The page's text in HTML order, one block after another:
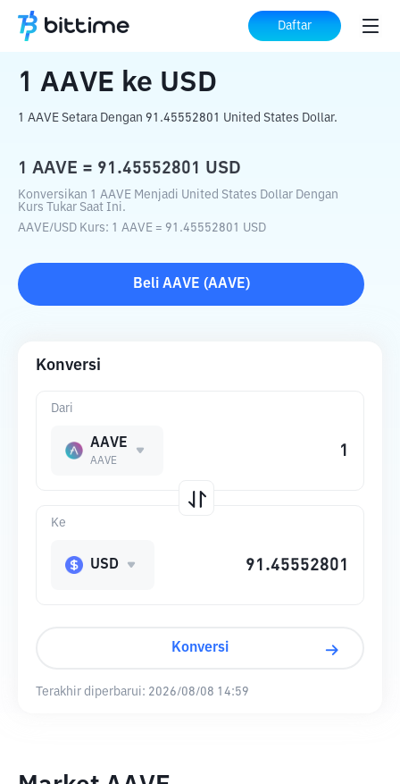
Daftar
Beranda Konverter Kripto USD
1 AAVE ke USD
1 AAVE Setara Dengan 91.45552801 United States Dollar.
1 AAVE = 91.45552801 USD
Konversikan 1 AAVE Menjadi United States Dollar Dengan
Kurs Tukar Saat Ini.
AAVE/USD Kurs: 1 AAVE = 91.45552801 USD
Beli AAVE (AAVE)
Konversi
Dari
AAVE
AAVE
Ke
USD
Konversi
Terakhir diperbarui: 2026/08/08 14:59